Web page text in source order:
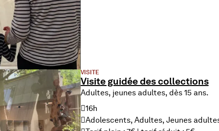
VISITE
Visite guidée des collections
Adultes, jeunes adultes, dès 15 ans.
16h
Adolescents, Adultes, Jeunes